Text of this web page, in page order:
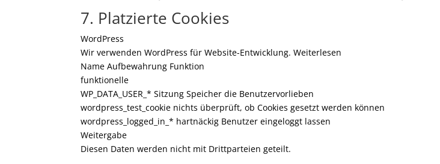
7. Platzierte Cookies
WordPress
Wir verwenden WordPress für Website-Entwicklung. Weiterlesen
Name Aufbewahrung Funktion
funktionelle
WP_DATA_USER_* Sitzung Speicher die Benutzervorlieben
wordpress_test_cookie nichts überprüft, ob Cookies gesetzt werden können
wordpress_logged_in_* hartnäckig Benutzer eingeloggt lassen
Weitergabe
Diesen Daten werden nicht mit Drittparteien geteilt.